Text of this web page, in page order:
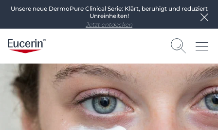
Unsere neue DermoPure Clinical Serie: Klärt, beruhigt und reduziert
Unreinheiten!
Jetzt entdecken